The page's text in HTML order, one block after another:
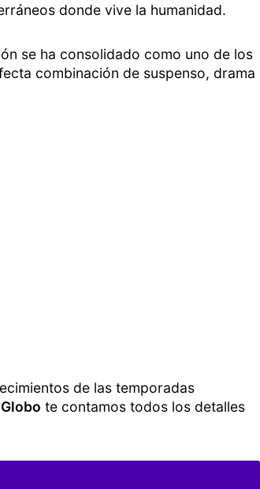
donde vive la humanidad.
se ha consolidado como uno de los
combinación de suspenso, drama
de las temporadas
te contamos todos los detalles